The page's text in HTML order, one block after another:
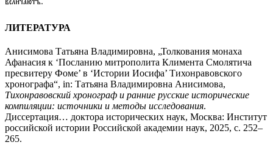
ЛИТЕРАТУРА
Анисимова Татьяна Владимировна, „Толкования монаха
Афанасия к ‘Посланию митрополита Климента Смолятича
пресвитеру Фоме’ в ‘Истории Иосифа’ Тихонравовского
хронографа“, in: Татьяна Владимировна Анисимова,
Тихонравовский хронограф и ранние русские исторические
компиляции: источники и методы исследования.
Диссертация… доктора исторических наук, Москва: Институт
российской истории Российской академии наук, 2025, с. 252–
265.